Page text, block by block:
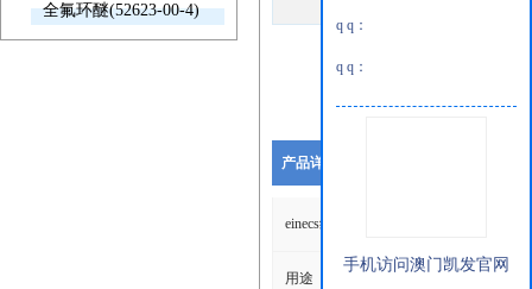
全氟环醚(52623-00-4)
产品详细说明
einecs编号
用途
q q：
q q：
手机访问澳门凯发官网